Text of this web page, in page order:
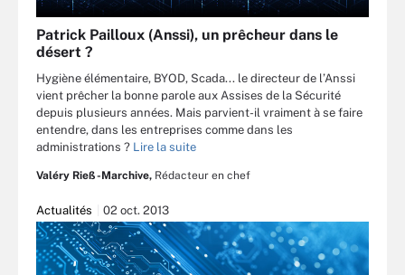
Patrick Pailloux (Anssi), un prêcheur dans le
désert ?
Hygiène élémentaire, BYOD, Scada... le directeur de l’Anssi
vient prêcher la bonne parole aux Assises de la Sécurité
depuis plusieurs années. Mais parvient-il vraiment à se faire
entendre, dans les entreprises comme dans les
administrations ? Lire la suite
Valéry Rieß-Marchive, Rédacteur en chef
Actualités 02 oct. 2013